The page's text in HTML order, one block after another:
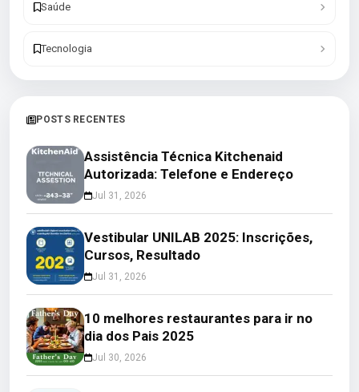
Saúde
Tecnologia
POSTS RECENTES
Assistência Técnica Kitchenaid
Autorizada: Telefone e Endereço
Jul 31, 2026
Vestibular UNILAB 2025: Inscrições,
Cursos, Resultado
Jul 31, 2026
10 melhores restaurantes para ir no
dia dos Pais 2025
Jul 30, 2026